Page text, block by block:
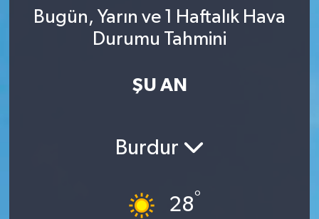
Bugün, Yarın ve 1 Haftalık Hava
Durumu Tahmini
ŞU AN
Burdur
28°